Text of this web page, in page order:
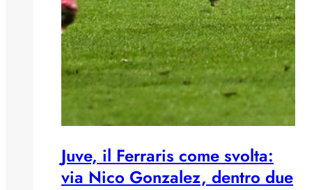
Juve, il Ferraris come svolta:
via Nico Gonzalez, dentro due